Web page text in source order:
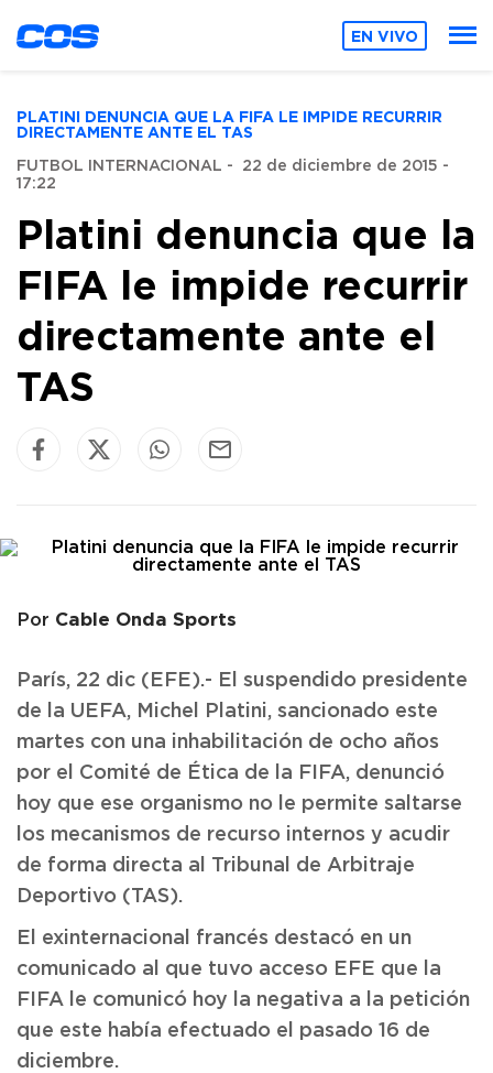
EN VIVO
PLATINI DENUNCIA QUE LA FIFA LE IMPIDE RECURRIR
DIRECTAMENTE ANTE EL TAS
FUTBOL INTERNACIONAL - 22 de diciembre de 2015 -
17:22
Platini denuncia que la
FIFA le impide recurrir
directamente ante el
TAS
Por Cable Onda Sports
París, 22 dic (EFE).- El suspendido presidente
de la UEFA, Michel Platini, sancionado este
martes con una inhabilitación de ocho años
por el Comité de Ética de la FIFA, denunció
hoy que ese organismo no le permite saltarse
los mecanismos de recurso internos y acudir
de forma directa al Tribunal de Arbitraje
Deportivo (TAS).
El exinternacional francés destacó en un
comunicado al que tuvo acceso EFE que la
FIFA le comunicó hoy la negativa a la petición
que este había efectuado el pasado 16 de
diciembre.